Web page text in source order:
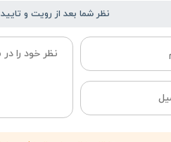
نظر شما بعد از رویت و